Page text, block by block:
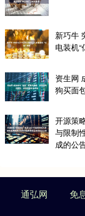
新巧牛
电装机“
资生网
狗买面
开源策
与限制
成的公
通弘网 免